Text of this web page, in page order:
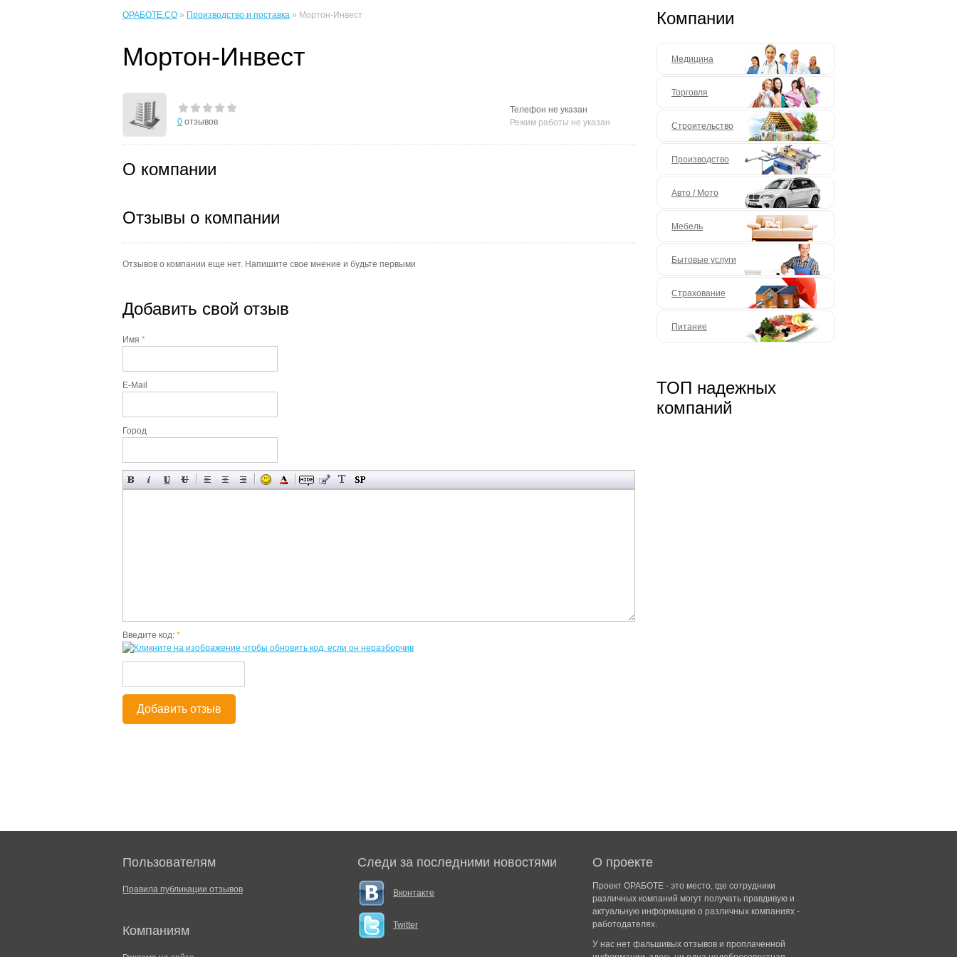
ОРАБОТЕ.CO » Производство и поставка » Мортон-Инвест
Мортон-Инвест
0 отзывов
Телефон не указан
Режим работы не указан
О компании
Отзывы о компании
Отзывов о компании еще нет. Напишите свое мнение и будьте первыми
Добавить свой отзыв
Имя *
E-Mail
Город
Введите код: *
Добавить отзыв
Компании
Медицина
Торговля
Строительство
Производство
Авто / Мото
Мебель
Бытовые услуги
Страхование
Питание
ТОП надежных
компаний
Пользователям
Правила публикации отзывов
Компаниям
Следи за последними новостями
Вконтакте
Twitter
О проекте
Проект ОРАБОТЕ - это место, где сотрудники
различных компаний могут получать правдивую и
актуальную информацию о различных компаниях -
работодателях.
У нас нет фальшивых отзывов и проплаченной